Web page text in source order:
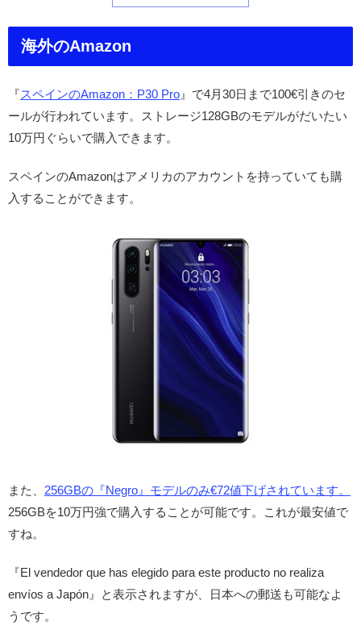
海外のAmazon
『スペインのAmazon：P30 Pro 』で4月30日まで100€引きのセ
ールが行われています。ストレージ128GBのモデルがだいたい
10万円ぐらいで購入できます。
スペインのAmazonはアメリカのアカウントを持っていても購
入することができます。
また、 256GBの『Negro』モデルのみ€72値下げされています。
256GBを10万円強で購入することが可能です。これが最安値で
すね。
『El vendedor que has elegido para este producto no realiza
envíos a Japón』と表示されますが、日本への郵送も可能なよ
うです。